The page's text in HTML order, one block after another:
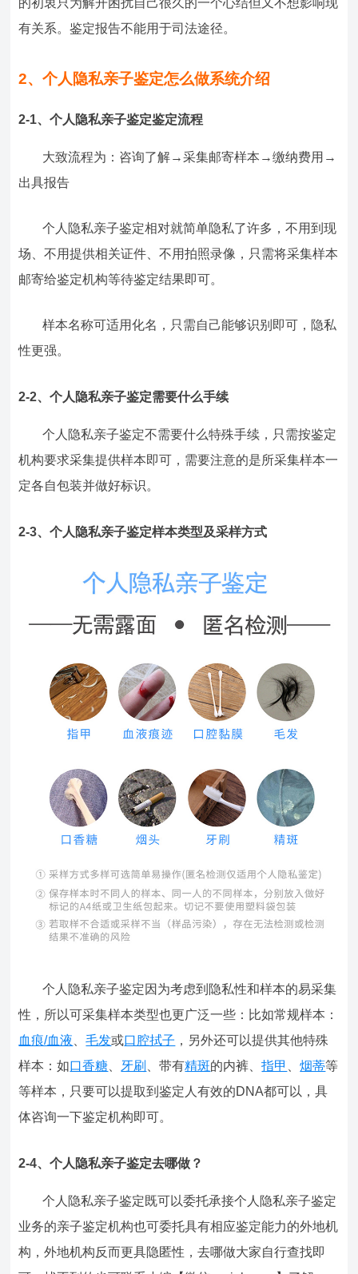
的初衷只为解开困扰自己很久的一个心结但又不想影响现
有关系。鉴定报告不能用于司法途径。
2、个人隐私亲子鉴定怎么做系统介绍
2-1、个人隐私亲子鉴定鉴定流程
大致流程为：咨询了解→采集邮寄样本→缴纳费用→
出具报告
个人隐私亲子鉴定相对就简单隐私了许多，不用到现
场、不用提供相关证件、不用拍照录像，只需将采集样本
邮寄给鉴定机构等待鉴定结果即可。
样本名称可适用化名，只需自己能够识别即可，隐私
性更强。
2-2、个人隐私亲子鉴定需要什么手续
个人隐私亲子鉴定不需要什么特殊手续，只需按鉴定
机构要求采集提供样本即可，需要注意的是所采集样本一
定各自包装并做好标识。
2-3、个人隐私亲子鉴定样本类型及采样方式
个人隐私亲子鉴定因为考虑到隐私性和样本的易采集
性，所以可采集样本类型也更广泛一些：比如常规样本：
血痕/血液 、毛发或口腔拭子 ，另外还可以提供其他特殊
样本：如口香糖 牙刷 、带有精斑的内裤、指甲 、烟蒂等
等样本，只要可以提取到鉴定人有效的DNA都可以，具
体咨询一下鉴定机构即可。
2-4、个人隐私亲子鉴定去哪做？
个人隐私亲子鉴定既可以委托承接个人隐私亲子鉴定
业务的亲子鉴定机构也可委托具有相应鉴定能力的外地机
构，外地机构反而更具隐匿性，去哪做大家自行查找即